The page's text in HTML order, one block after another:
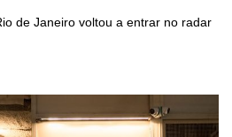
de Janeiro voltou a entrar no radar